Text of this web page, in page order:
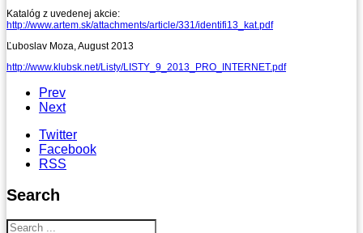
Katalóg z uvedenej akcie:
http://www.artem.sk/attachments/article/331/identifi13_kat.pdf
Ľuboslav Moza, August 2013
http://www.klubsk.net/Listy/LISTY_9_2013_PRO_INTERNET.pdf
Prev
Next
Twitter
Facebook
RSS
Search